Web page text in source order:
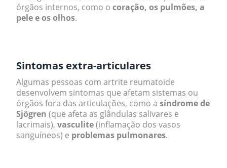
órgãos internos, como o coração, os pulmões, a
pele e os olhos.
Sintomas extra-articulares
Algumas pessoas com artrite reumatoide
desenvolvem sintomas que afetam sistemas ou
órgãos fora das articulações, como a síndrome de
Sjögren (que afeta as glândulas salivares e
lacrimais), vasculite(inflamação dos vasos
sanguíneos) e problemas pulmonares.